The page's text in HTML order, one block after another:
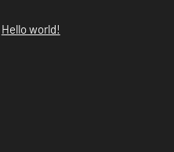
Hello world!